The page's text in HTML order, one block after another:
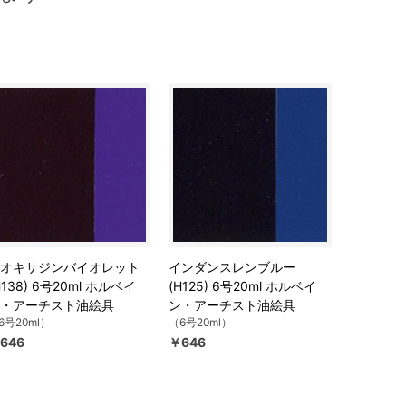
キサジンバイオレット
6号20ml ホルベイ
アーチスト油絵具
号20ml）
インダンスレンブルー
(H125) 6号20ml ホルベイ
ン・アーチスト油絵具
（6号20ml）
￥646